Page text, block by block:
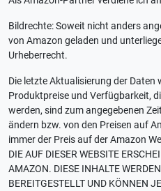
Bildrechte: Soweit nicht anders
von Amazon geladen und
Urheberrecht.
Die letzte Aktualisierung der Daten
Produktpreise und Verfügbarkeit,
werden, sind zum angegebenen
ändern bzw. von den Preisen auf
immer der Preis auf der Amazon
DIE AUF DIESER WEBSITE
AMAZON. DIESE INHALTE
BEREITGESTELLT UND KÖNNEN